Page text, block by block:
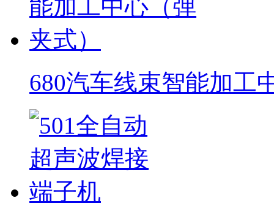
680汽车线束智能加工